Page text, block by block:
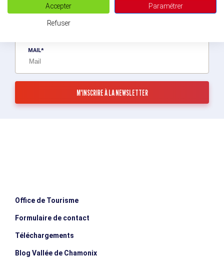
Soyez le premier informé ! Découvrez les nouveautés de la vallée en
de Chamonix-Mont-Blanc.
MAIL
Office de Tourisme
Formulaire de contact
Téléchargements
Blog Vallée de Chamonix
Accepter Paramétrer
Refuser